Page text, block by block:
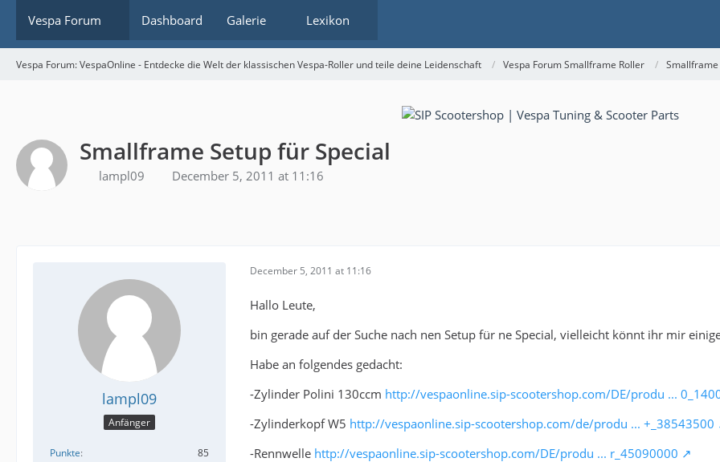
Vespa Forum Dashboard Galerie Lexikon
Vespa Forum: VespaOnline - Entdecke die Welt der klassischen Vespa-Roller und teile deine Leidenschaft Vespa Forum Smallframe Roller
Smallframe Setup für Special
lampl09 December 5, 2011 at 11:16
lampl09
Anfänger
Punkte
85
December 5, 2011 at 11:16
Hallo Leute,
bin gerade auf der Suche nach nen Setup für ne Special, vielleicht könnt ihr mir
Habe an folgendes gedacht:
-Zylinder Polini 130ccm http://vespaonline.sip-scootershop.com/DE/produ ...
-Zylinderkopf W5 http://vespaonline.sip-scootershop.com/de/produ ... +_38543500
-Rennwelle http://vespaonline.sip-scootershop.com/DE/produ ... r_45090000